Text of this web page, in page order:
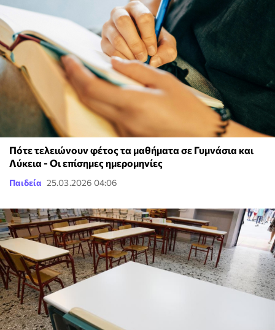
Πότε τελειώνουν φέτος τα μαθήματα σε Γυμνάσια και
Λύκεια - Οι επίσημες ημερομηνίες
Παιδεία 25.03.2026 04:06